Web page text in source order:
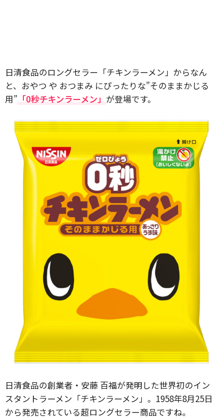
日清食品のロングセラー「チキンラーメン」からなん
と、おやつ や おつまみ にぴったりな”そのままかじる
用” 「0秒チキンラーメン」 が登場です。
日清食品の創業者・安藤 百福が発明した世界初のイン
スタントラーメン「チキンラーメン」。1958年8月25日
から発売されている超ロングセラー商品ですね。